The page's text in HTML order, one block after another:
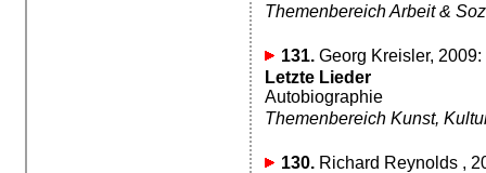
Themenbereich Arbeit &
131.Georg Kreisler, 2009:
Letzte Lieder
Autobiographie
Themenbereich Kunst,
130.Richard Reynolds ,